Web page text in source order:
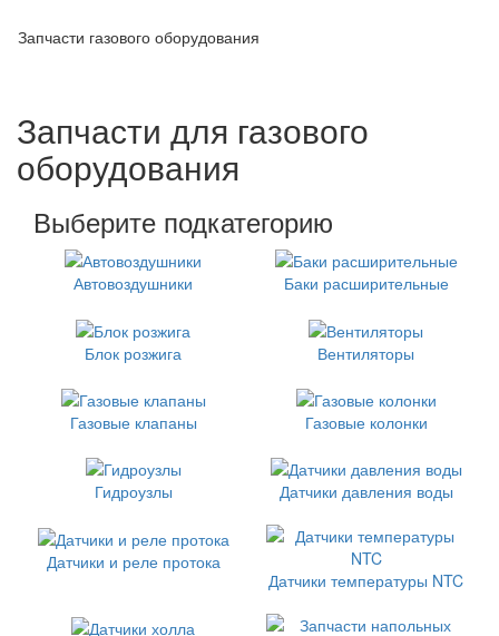
Запчасти газового оборудования
Запчасти для газового
оборудования
Выберите подкатегорию
Автовоздушники Баки расширительные
Блок розжига Вентиляторы
Газовые клапаны Газовые колонки
Гидроузлы Датчики давления воды
Датчики и реле протока
Датчики температуры NTC